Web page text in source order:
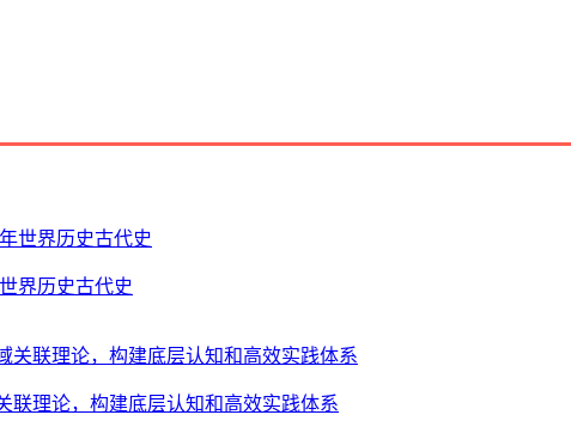
界历史古代史
联理论，构建底层认知和高效实践体系